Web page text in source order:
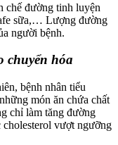
chế đường tinh luyện
sữa,… Lượng đường
người bệnh.
chuyển hóa
bệnh nhân tiểu
món ăn chứa chất
chỉ làm tăng đường
cholesterol vượt ngưỡng